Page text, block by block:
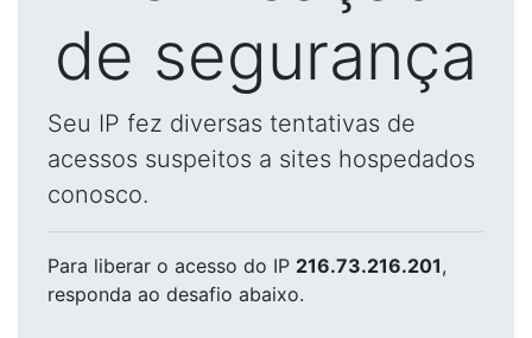
de segurança
Seu IP fez diversas tentativas de
acessos suspeitos a sites hospedados
conosco.
Para liberar o acesso do IP 216.73.216.201,
responda ao desafio abaixo.